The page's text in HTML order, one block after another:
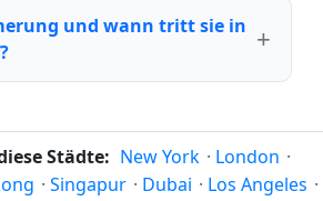
und wann tritt sie in
Städte: New York · London ·
· Singapur · Dubai · Los Angeles ·